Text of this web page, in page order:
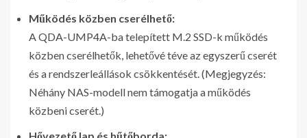
Működés közben cserélhető:
A QDA-UMP4A-ba telepített M.2 SSD-k működés
közben cserélhetők, lehetővé téve az egyszerű cserét
és a rendszerleállások csökkentését. (Megjegyzés:
Néhány NAS-modell nem támogatja a működés
közbeni cserét.)
Hővezető lap és hűtőborda: